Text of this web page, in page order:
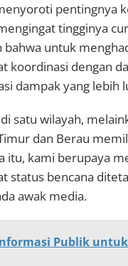
pentingnya
tingginya
untuk
koordinasi dengan
dampak yang lebih
satu wilayah,
dan Berau
itu, kami berupaya
status bencana
awak media.
Publik untuk